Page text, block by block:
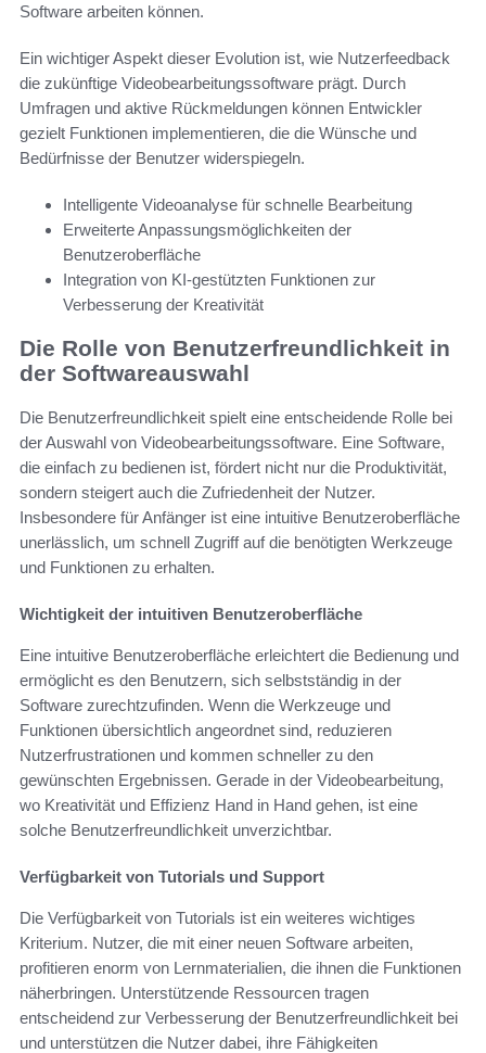
Software arbeiten können.
Ein wichtiger Aspekt dieser Evolution ist, wie Nutzerfeedback
die zukünftige Videobearbeitungssoftware prägt. Durch
Umfragen und aktive Rückmeldungen können Entwickler
gezielt Funktionen implementieren, die die Wünsche und
Bedürfnisse der Benutzer widerspiegeln.
Intelligente Videoanalyse für schnelle Bearbeitung
Erweiterte Anpassungsmöglichkeiten der
Benutzeroberfläche
Integration von KI-gestützten Funktionen zur
Verbesserung der Kreativität
Die Rolle von Benutzerfreundlichkeit in
der Softwareauswahl
Die Benutzerfreundlichkeit spielt eine entscheidende Rolle bei
der Auswahl von Videobearbeitungssoftware. Eine Software,
die einfach zu bedienen ist, fördert nicht nur die Produktivität,
sondern steigert auch die Zufriedenheit der Nutzer.
Insbesondere für Anfänger ist eine intuitive Benutzeroberfläche
unerlässlich, um schnell Zugriff auf die benötigten Werkzeuge
und Funktionen zu erhalten.
Wichtigkeit der intuitiven Benutzeroberfläche
Eine intuitive Benutzeroberfläche erleichtert die Bedienung und
ermöglicht es den Benutzern, sich selbstständig in der
Software zurechtzufinden. Wenn die Werkzeuge und
Funktionen übersichtlich angeordnet sind, reduzieren
Nutzerfrustrationen und kommen schneller zu den
gewünschten Ergebnissen. Gerade in der Videobearbeitung,
wo Kreativität und Effizienz Hand in Hand gehen, ist eine
solche Benutzerfreundlichkeit unverzichtbar.
Verfügbarkeit von Tutorials und Support
Die Verfügbarkeit von Tutorials ist ein weiteres wichtiges
Kriterium. Nutzer, die mit einer neuen Software arbeiten,
profitieren enorm von Lernmaterialien, die ihnen die Funktionen
näherbringen. Unterstützende Ressourcen tragen
entscheidend zur Verbesserung der Benutzerfreundlichkeit bei
und unterstützen die Nutzer dabei, ihre Fähigkeiten